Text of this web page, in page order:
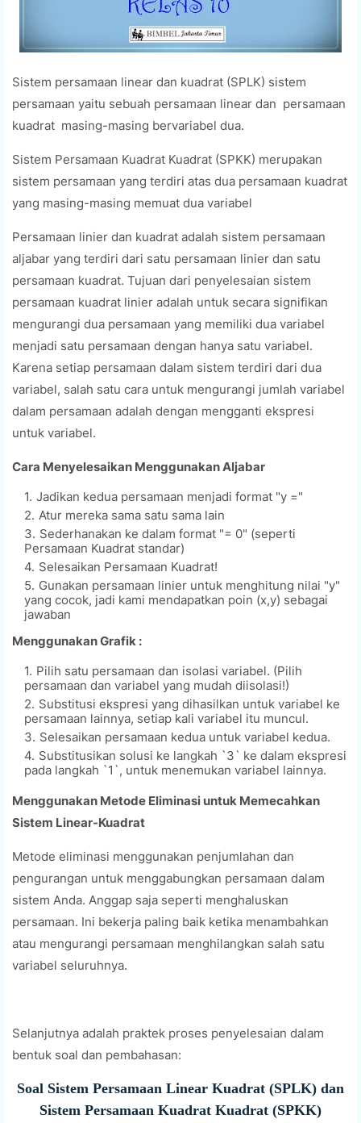
Sistem persamaan linear dan kuadrat (SPLK) sistem
persamaan yaitu sebuah persamaan linear dan persamaan
kuadrat masing-masing bervariabel dua.
Sistem Persamaan Kuadrat Kuadrat (SPKK) merupakan
sistem persamaan yang terdiri atas dua persamaan kuadrat
yang masing-masing memuat dua variabel
Persamaan linier dan kuadrat adalah sistem persamaan
aljabar yang terdiri dari satu persamaan linier dan satu
persamaan kuadrat. Tujuan dari penyelesaian sistem
persamaan kuadrat linier adalah untuk secara signifikan
mengurangi dua persamaan yang memiliki dua variabel
menjadi satu persamaan dengan hanya satu variabel.
Karena setiap persamaan dalam sistem terdiri dari dua
variabel, salah satu cara untuk mengurangi jumlah variabel
dalam persamaan adalah dengan mengganti ekspresi
untuk variabel.
Cara Menyelesaikan Menggunakan Aljabar
Jadikan kedua persamaan menjadi format "y ="
Atur mereka sama satu sama lain
Sederhanakan ke dalam format "= 0" (seperti
Persamaan Kuadrat standar)
Selesaikan Persamaan Kuadrat!
Gunakan persamaan linier untuk menghitung nilai "y"
yang cocok, jadi kami mendapatkan poin (x,y) sebagai
jawaban
Menggunakan Grafik :
Pilih satu persamaan dan isolasi variabel. (Pilih
persamaan dan variabel yang mudah diisolasi!)
Substitusi ekspresi yang dihasilkan untuk variabel ke
persamaan lainnya, setiap kali variabel itu muncul.
Selesaikan persamaan kedua untuk variabel kedua.
Substitusikan solusi ke langkah `3` ke dalam ekspresi
pada langkah `1`, untuk menemukan variabel lainnya.
Menggunakan Metode Eliminasi untuk Memecahkan
Sistem Linear-Kuadrat
Metode eliminasi menggunakan penjumlahan dan
pengurangan untuk menggabungkan persamaan dalam
sistem Anda. Anggap saja seperti menghaluskan
persamaan. Ini bekerja paling baik ketika menambahkan
atau mengurangi persamaan menghilangkan salah satu
variabel seluruhnya.
Selanjutnya adalah praktek proses penyelesaian dalam
bentuk soal dan pembahasan:
Soal Sistem Persamaan Linear Kuadrat (SPLK) dan
Sistem Persamaan Kuadrat Kuadrat (SPKK)